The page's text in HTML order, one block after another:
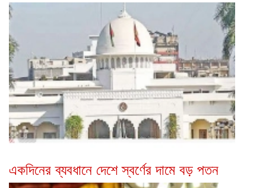
একদিনের ব্যবধানে দেশে স্বর্ণের দামে বড় পতন